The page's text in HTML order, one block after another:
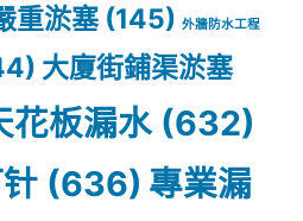
重淤塞(145) 外牆防水工程
大廈街鋪渠淤塞
花板漏水(632)
(636) 專業漏